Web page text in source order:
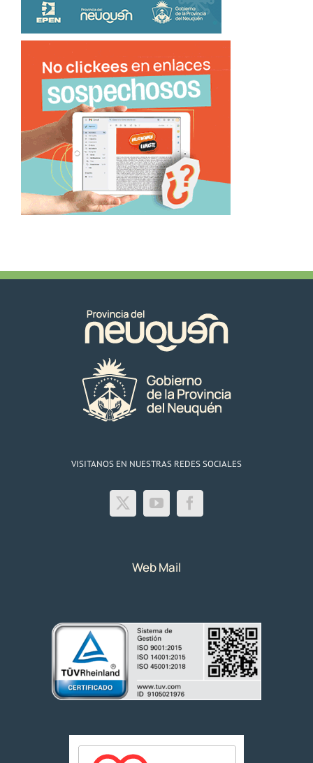
VISITANOS EN NUESTRAS REDES SOCIALES
Web Mail